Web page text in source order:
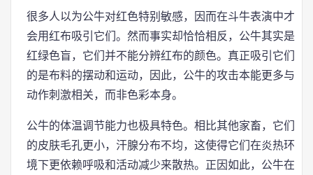
很多人以为公牛对红色特别敏感，因而在斗牛表演中才
会用红布吸引它们。然而事实却恰恰相反，公牛其实是
红绿色盲，它们并不能分辨红布的颜色。真正吸引它们
的是布料的摆动和运动，因此，公牛的攻击本能更多与
动作刺激相关，而非色彩本身。
公牛的体温调节能力也极具特色。相比其他家畜，它们
的皮肤毛孔更小，汗腺分布不均，这使得它们在炎热环
境下更依赖呼吸和活动减少来散热。正因如此，公牛在